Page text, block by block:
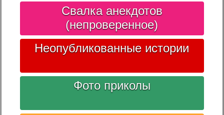
Свалка анекдотов
(непроверенное)
Неопубликованные истории
Фото приколы